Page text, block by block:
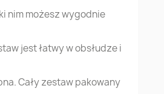
nim możesz wygodnie
jest łatwy w obsłudze i
Cały zestaw pakowany